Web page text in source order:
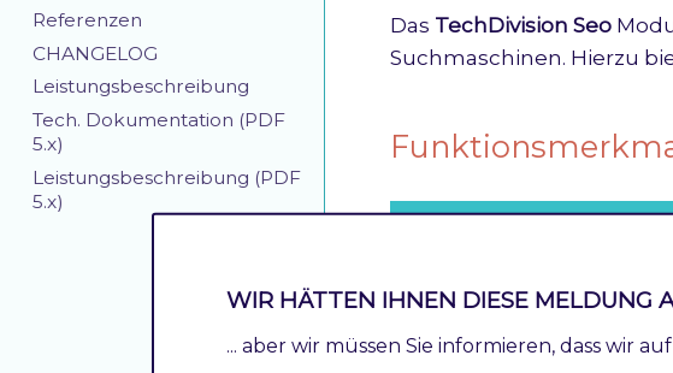
Referenzen
CHANGELOG
Leistungsbeschreibung
Tech. Dokumentation (PDF
5.x)
Leistungsbeschreibung (PDF
5.x)
Das TechDivision Seo
Suchmaschinen. Hierzu
WIR HÄTTEN IHNEN DIESE MELDUNG
... aber wir müssen Sie informieren, dass wir